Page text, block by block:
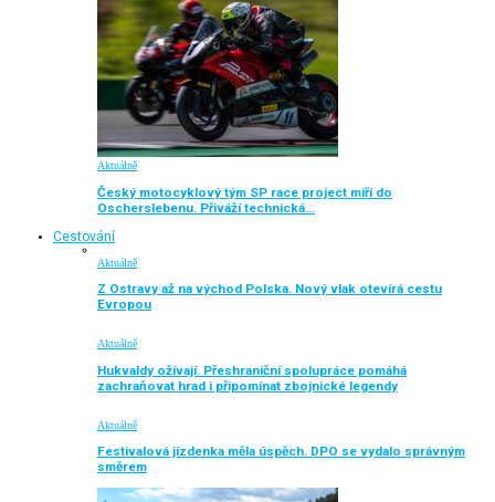
Aktuálně
Český motocyklový tým SP race project míří do
Oscherslebenu. Přiváží technická…
Cestování
Aktuálně
Z Ostravy až na východ Polska. Nový vlak otevírá cestu
Evropou
Aktuálně
Hukvaldy ožívají. Přeshraniční spolupráce pomáhá
zachraňovat hrad i připomínat zbojnické legendy
Aktuálně
Festivalová jízdenka měla úspěch. DPO se vydalo správným
směrem